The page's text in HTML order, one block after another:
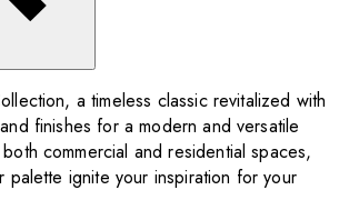
a timeless classic revitalized with
finishes for a modern and versatile
commercial and residential spaces,
palette ignite your inspiration for your